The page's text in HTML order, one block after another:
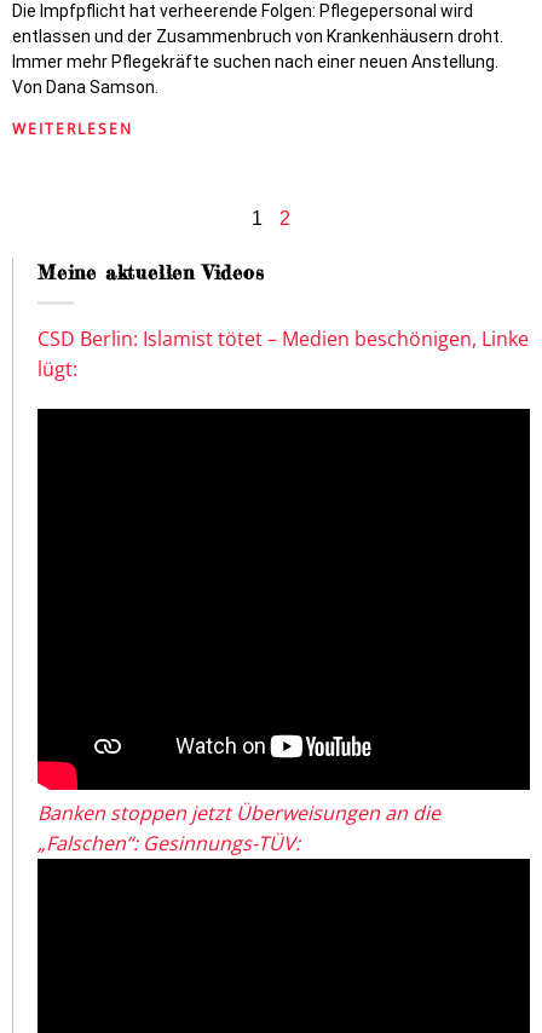
Die Impfpflicht hat verheerende Folgen: Pflegepersonal wird
entlassen und der Zusammenbruch von Krankenhäusern droht.
Immer mehr Pflegekräfte suchen nach einer neuen Anstellung.
Von Dana Samson.
WEITERLESEN
1 2
Meine aktuellen Videos
CSD Berlin: Islamist tötet – Medien beschönigen, Linke
lügt:
Banken stoppen jetzt Überweisungen an die
„Falschen“: Gesinnungs-TÜV: